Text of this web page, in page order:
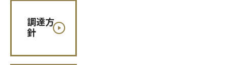
調達方
針